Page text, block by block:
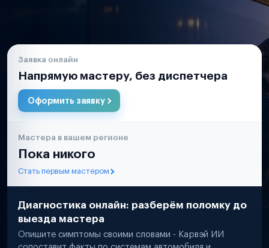
Заявка онлайн
Напрямую мастеру, без диспетчера
Оформить заявку
Мастера в вашем регионе
Пока никого
Стать первым мастером
Диагностика онлайн: разберём поломку до
выезда мастера
Опишите симптомы своими словами - Карвэй ИИ